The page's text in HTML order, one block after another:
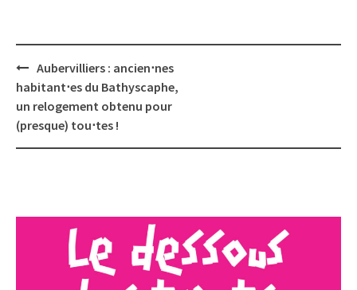
Post
navigation
Aubervilliers : ancien⋅nes
habitant⋅es du Bathyscaphe,
un relogement obtenu pour
(presque) tou⋅tes !